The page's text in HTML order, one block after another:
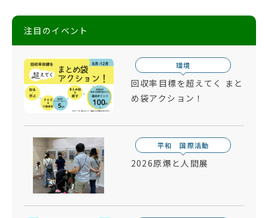
注目のイベント
環境
回収率目標を超えてく まと
め袋アクション！
平和 国際活動
2026原爆と人間展